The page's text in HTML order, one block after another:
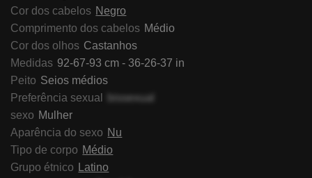
Cor dos cabelos Negro
Comprimento dos cabelos Médio
Cor dos olhos Castanhos
Medidas 92-67-93 cm - 36-26-37 in
Peito Seios médios
Preferência sexual
bissexual
sexo Mulher
Aparência do sexo Nu
Tipo de corpo Médio
Grupo étnico Latino